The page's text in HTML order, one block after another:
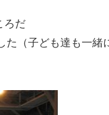
ろだ
（子ども達も一緒